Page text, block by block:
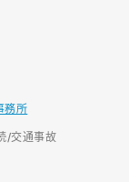
務所
/交通事故